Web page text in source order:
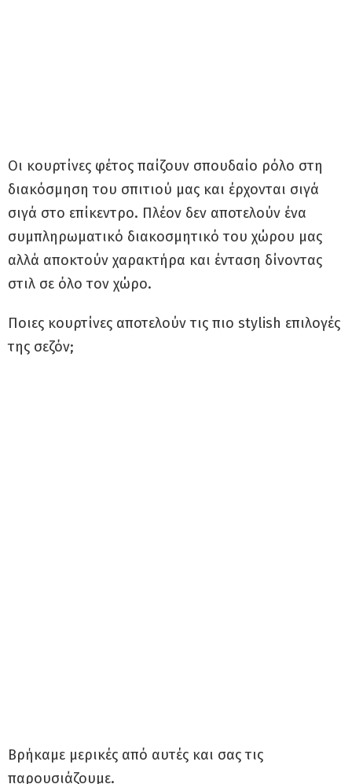
Οι κουρτίνες φέτος παίζουν σπουδαίο ρόλο στη
διακόσμηση του σπιτιού μας και έρχονται σιγά
σιγά στο επίκεντρο. Πλέον δεν αποτελούν ένα
συμπληρωματικό διακοσμητικό του χώρου μας
αλλά αποκτούν χαρακτήρα και ένταση δίνοντας
στιλ σε όλο τον χώρο.
Ποιες κουρτίνες αποτελούν τις πιο stylish επιλογές
της σεζόν;
Βρήκαμε μερικές από αυτές και σας τις
παρουσιάζουμε.